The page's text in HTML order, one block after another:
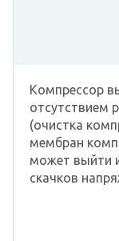
Компрессор
отсутствием
(очистка
мембран
может выйти
скачков